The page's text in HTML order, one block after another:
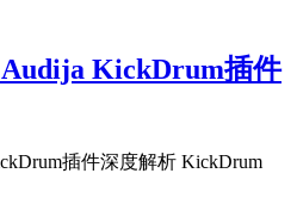
KickDrum插件
插件深度解析 KickDrum